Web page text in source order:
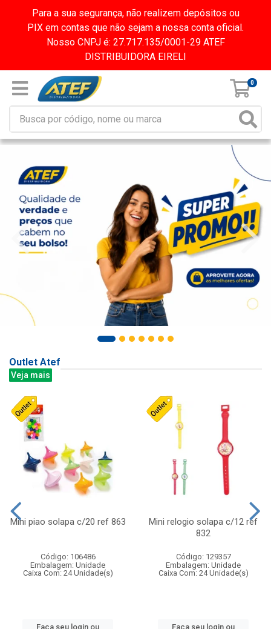
Para a sua segurança, não realizem depósitos ou
PIX em contas que não sejam a nossa conta oficial.
Nosso CNPJ é: 27.717.135/0001-29 ATEF
DISTRIBUIDORA EIRELI
0
Outlet Atef
Veja mais
Mini piao solapa c/20 ref 863
Código: 106486
Embalagem: Unidade
Caixa Com: 24 Unidade(s)
Faça seu login ou
Mini relogio solapa c/12 ref
832
Código: 129357
Embalagem: Unidade
Caixa Com: 24 Unidade(s)
Faça seu login ou